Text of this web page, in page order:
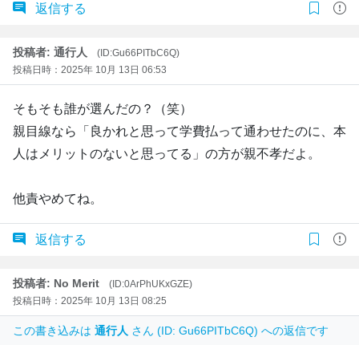
返信する
投稿者: 通行人
(ID:Gu66PITbC6Q)
投稿日時：2025年 10月 13日 06:53
そもそも誰が選んだの？（笑）
親目線なら「良かれと思って学費払って通わせたのに、本
人はメリットのないと思ってる」の方が親不孝だよ。
他責やめてね。
返信する
投稿者: No Merit
(ID:0ArPhUKxGZE)
投稿日時：2025年 10月 13日 08:25
この書き込みは 通行人 さん (ID: Gu66PITbC6Q) への返信です